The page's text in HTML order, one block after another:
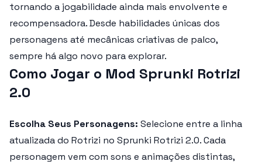
tornando a jogabilidade ainda mais envolvente e
recompensadora. Desde habilidades únicas dos
personagens até mecânicas criativas de palco,
sempre há algo novo para explorar.
Como Jogar o Mod Sprunki Rotrizi
2.0
Escolha Seus Personagens: Selecione entre a linha
atualizada do Rotrizi no Sprunki Rotrizi 2.0. Cada
personagem vem com sons e animações distintas,